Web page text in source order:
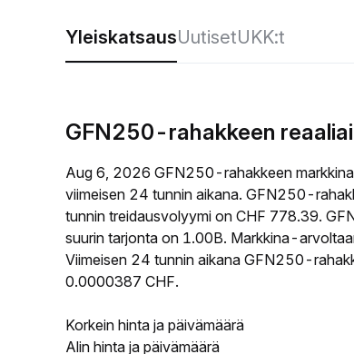
YleiskatsausUutisetUKK:t
GFN250-rahakkeen
Aug 6, 2026 GFN250-rahakkeen
viimeisen 24 tunnin aikana. GFN250-
tunnin treidausvolyymi on CHF 778.39.
suurin tarjonta on 1.00B. Markkina-
Viimeisen 24 tunnin aikana GFN250-
0.0000387 CHF.
Korkein hinta ja päivämäärä
Alin hinta ja päivämäärä